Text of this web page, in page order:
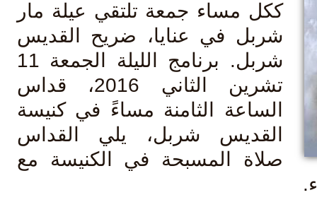
مساء جمعة تلتقي عيلة مار
في عنايا، ضريح القديس
شربل. برنامج الليلة الجمعة 11
تشرين الثاني 2016، قداس
الثامنة مساءً في كنيسة
شربل، يلي القداس
المسبحة في الكنيسة مع